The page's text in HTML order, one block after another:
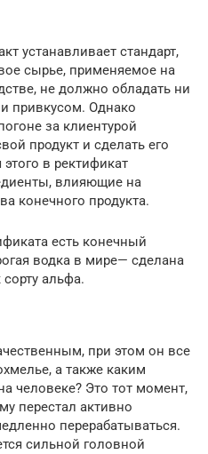
устанавливает стандарт,
сырье, применяемое на
не должно обладать ни
привкусом. Однако
за клиентурой
продукт и сделать его
в ректификат
влияющие на
конечного продукта.
есть конечный
водка в мире— сделана
альфа.
при этом он все
а также каким
человеке? Это тот момент,
перестал активно
перерабатываться.
сильной головной